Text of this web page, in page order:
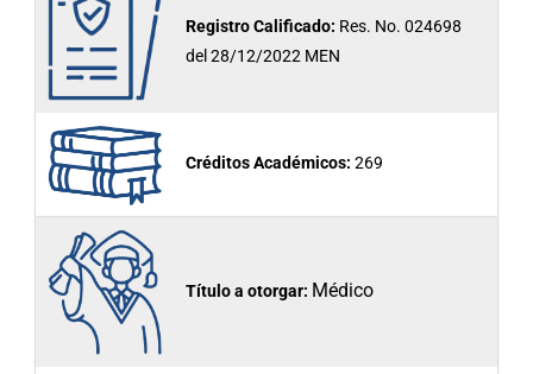
Registro Calificado: Res. No. 024698
del 28/12/2022 MEN
Créditos Académicos: 269
Título a otorgar: Médico